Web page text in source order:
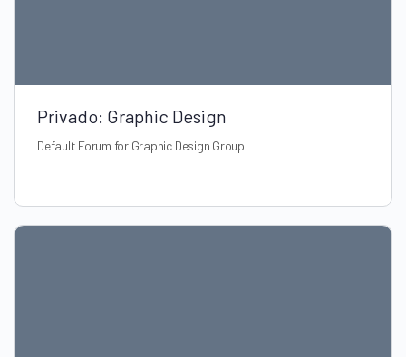
Privado: Graphic Design
Default Forum for Graphic Design Group
-